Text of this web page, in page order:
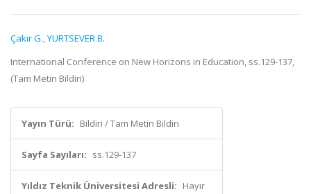
Çakır G.,YURTSEVER B.
International Conference on New Horizons in Education, ss.129-137,
(Tam Metin Bildiri)
Yayın Türü: Bildiri / Tam Metin Bildiri
Sayfa Sayıları: ss.129-137
Yıldız Teknik Üniversitesi Adresli: Hayır